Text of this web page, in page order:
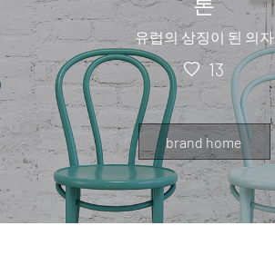
유럽의 상징이 된 의자
13
brand home